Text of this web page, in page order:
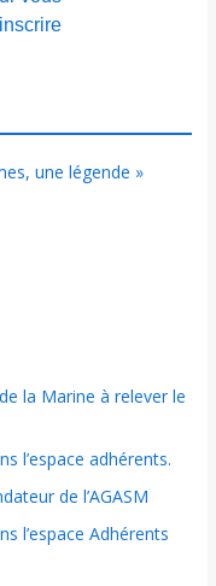
inscrire
une légende »
la Marine à relever le
l’espace adhérents.
de l’AGASM
l’espace Adhérents